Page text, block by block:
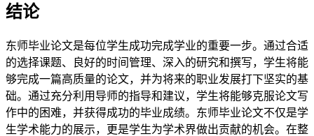
结论
东师毕业论文是每位学生成功完成学业的重要一步。通过合适
的选择课题、良好的时间管理、深入的研究和撰写，学生将能
够完成一篇高质量的论文，并为将来的职业发展打下坚实的基
础。通过充分利用导师的指导和建议，学生将能够克服论文写
作中的困难，并获得成功的毕业成绩。东师毕业论文不仅是学
生学术能力的展示，更是学生为学术界做出贡献的机会。在整